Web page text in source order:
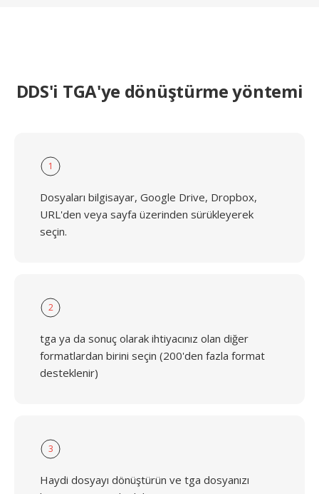
DDS'i TGA'ye dönüştürme yöntemi
1
Dosyaları bilgisayar, Google Drive, Dropbox,
URL'den veya sayfa üzerinden sürükleyerek
seçin.
2
tga ya da sonuç olarak ihtiyacınız olan diğer
formatlardan birini seçin (200'den fazla format
desteklenir)
3
Haydi dosyayı dönüştürün ve tga dosyanızı